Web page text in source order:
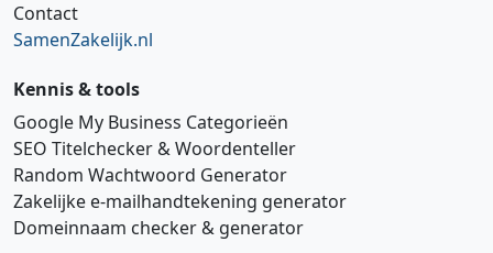
Contact
SamenZakelijk.nl
Kennis & tools
Google My Business Categorieën
SEO Titelchecker & Woordenteller
Random Wachtwoord Generator
Zakelijke e‑mailhandtekening generator
Domeinnaam checker & generator